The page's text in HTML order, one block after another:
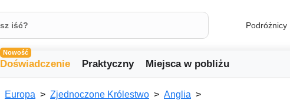
Podróżnicy
Nowość
Doświadczenie Praktyczny Miejsca w pobliżu
Europa Zjednoczone Królestwo Anglia